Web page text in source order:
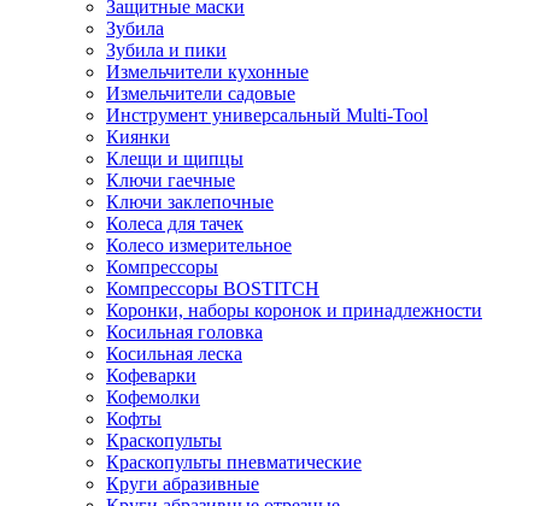
Защитные маски
Зубила
Зубила и пики
Измельчители кухонные
Измельчители садовые
Инструмент универсальный Multi-Tool
Киянки
Клещи и щипцы
Ключи гаечные
Ключи заклепочные
Колеса для тачек
Колесо измерительное
Компрессоры
Компрессоры BOSTITCH
Коронки, наборы коронок и принадлежности
Косильная головка
Косильная леска
Кофеварки
Кофемолки
Кофты
Краскопульты
Краскопульты пневматические
Круги абразивные